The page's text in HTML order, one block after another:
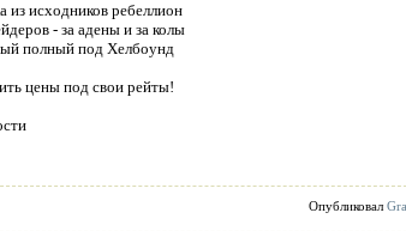
из исходников ребеллион
- за адены и за колы
полный под Хелбоунд
цены под свои рейты!
Опубликовал